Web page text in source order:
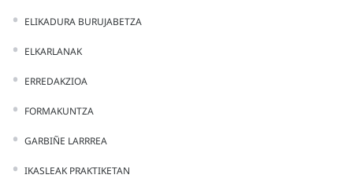
ELIKADURA BURUJABETZA
ELKARLANAK
ERREDAKZIOA
FORMAKUNTZA
GARBIÑE LARRREA
IKASLEAK PRAKTIKETAN